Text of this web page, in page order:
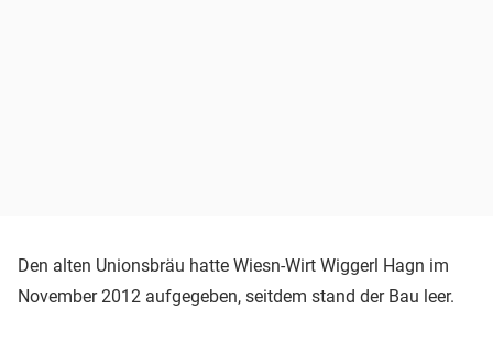
Den alten Unionsbräu hatte Wiesn-Wirt Wiggerl Hagn im
November 2012 aufgegeben, seitdem stand der Bau leer.